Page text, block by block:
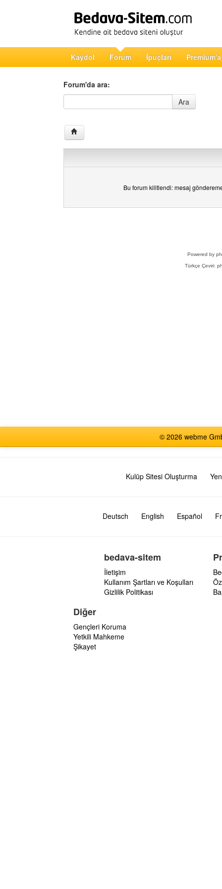
Kaydol Forum İpuçları
Forum'da ara:
Forum'da ara
Ara
Bu forum kilitlendi: mesaj
Powered by
Türkçe Çeviri:
© 2026 webme
Kulüp Sitesi Oluşturma
Deutsch English Español
bedava-sitem
İletişim
Kullanım Şartları ve Koşulları
Gizlilik Politikası
Diğer
Gençleri Koruma
Yetkili Mahkeme
Şikayet